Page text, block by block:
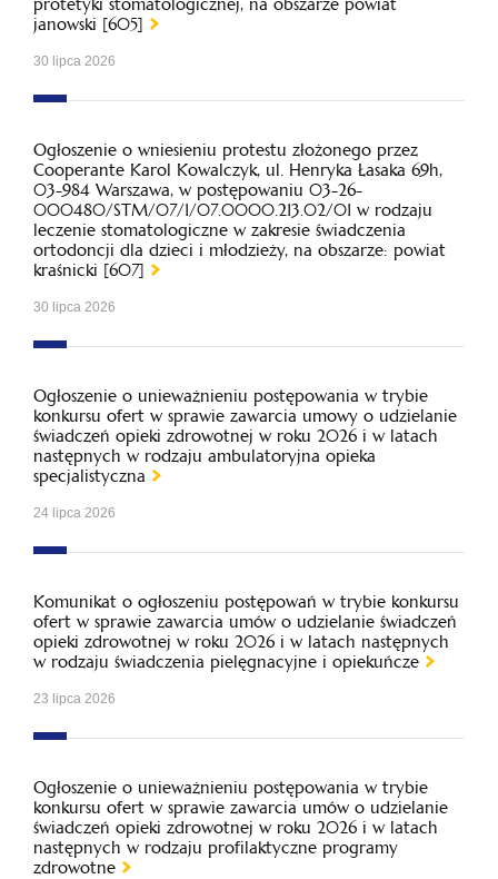
janowski [605]
30 lipca 2026
Ogłoszenie o wniesieniu protestu złożonego przez
Cooperante Karol Kowalczyk, ul. Henryka Łasaka 69h,
03-984 Warszawa, w postępowaniu 03-26-
000480/STM/07/1/07.0000.213.02/01 w rodzaju
leczenie stomatologiczne w zakresie świadczenia
ortodoncji dla dzieci i młodzieży, na obszarze: powiat
kraśnicki [607]
30 lipca 2026
Ogłoszenie o unieważnieniu postępowania w trybie
konkursu ofert w sprawie zawarcia umowy o udzielanie
świadczeń opieki zdrowotnej w roku 2026 i w latach
następnych w rodzaju ambulatoryjna opieka
specjalistyczna
24 lipca 2026
Komunikat o ogłoszeniu postępowań w trybie konkursu
ofert w sprawie zawarcia umów o udzielanie świadczeń
opieki zdrowotnej w roku 2026 i w latach następnych
w rodzaju świadczenia pielęgnacyjne i opiekuńcze
23 lipca 2026
Ogłoszenie o unieważnieniu postępowania w trybie
konkursu ofert w sprawie zawarcia umów o udzielanie
świadczeń opieki zdrowotnej w roku 2026 i w latach
następnych w rodzaju profilaktyczne programy
zdrowotne